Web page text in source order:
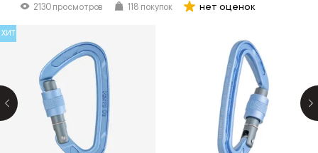
2130 просмотров 118 покупок нет оценок
ХИТ